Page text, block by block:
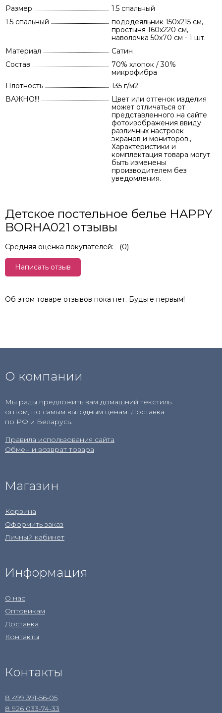
Размер
1.5 спальный
1.5 спальный
пододеяльник 150х215 см,
простыня 160х220 см,
наволочка 50х70 см - 1 шт.
Материал
Сатин
Состав
70% хлопок / 30%
микрофибра
Плотность
135 г/м2
ВАЖНО!!!
Цвет или оттенок изделия
может отличаться от
представленного на сайте
фотоизображения ввиду
различных настроек
экранов и мониторов.,
Характеристики и
комплектация товара могут
быть изменены
производителем без
уведомления.
Детское постельное белье HAPPY
BORHA021 отзывы
Средняя оценка покупателей: (0)
Написать отзыв
Об этом товаре отзывов пока нет. Будьте первым!
О компании
Мы рады предложить вам домашний текстиль
оптом, по самым выгодным ценам. Доставка
по РФ и Беларусь.
Правила использования сайта
Обмен и возврат товара
Магазин
Корзина
Оформить заказ
Личный кабинет
Информация
О нас
Оптовикам
Доставка
Контакты
Контакты
8 499 391-56-05
8 926 033-74-33